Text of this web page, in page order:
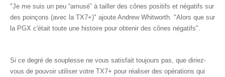
"Je me suis un peu “amusé” à tailler des cônes positifs et négatifs sur
des poinçons (avec la TX7+)" ajoute Andrew Whitworth. "Alors que sur
la PGX c'était toute une histoire pour obtenir des cônes négatifs".
Si ce degré de souplesse ne vous satisfait toujours pas, que diriez-
vous de pouvoir utiliser votre TX7+ pour réaliser des opérations qui